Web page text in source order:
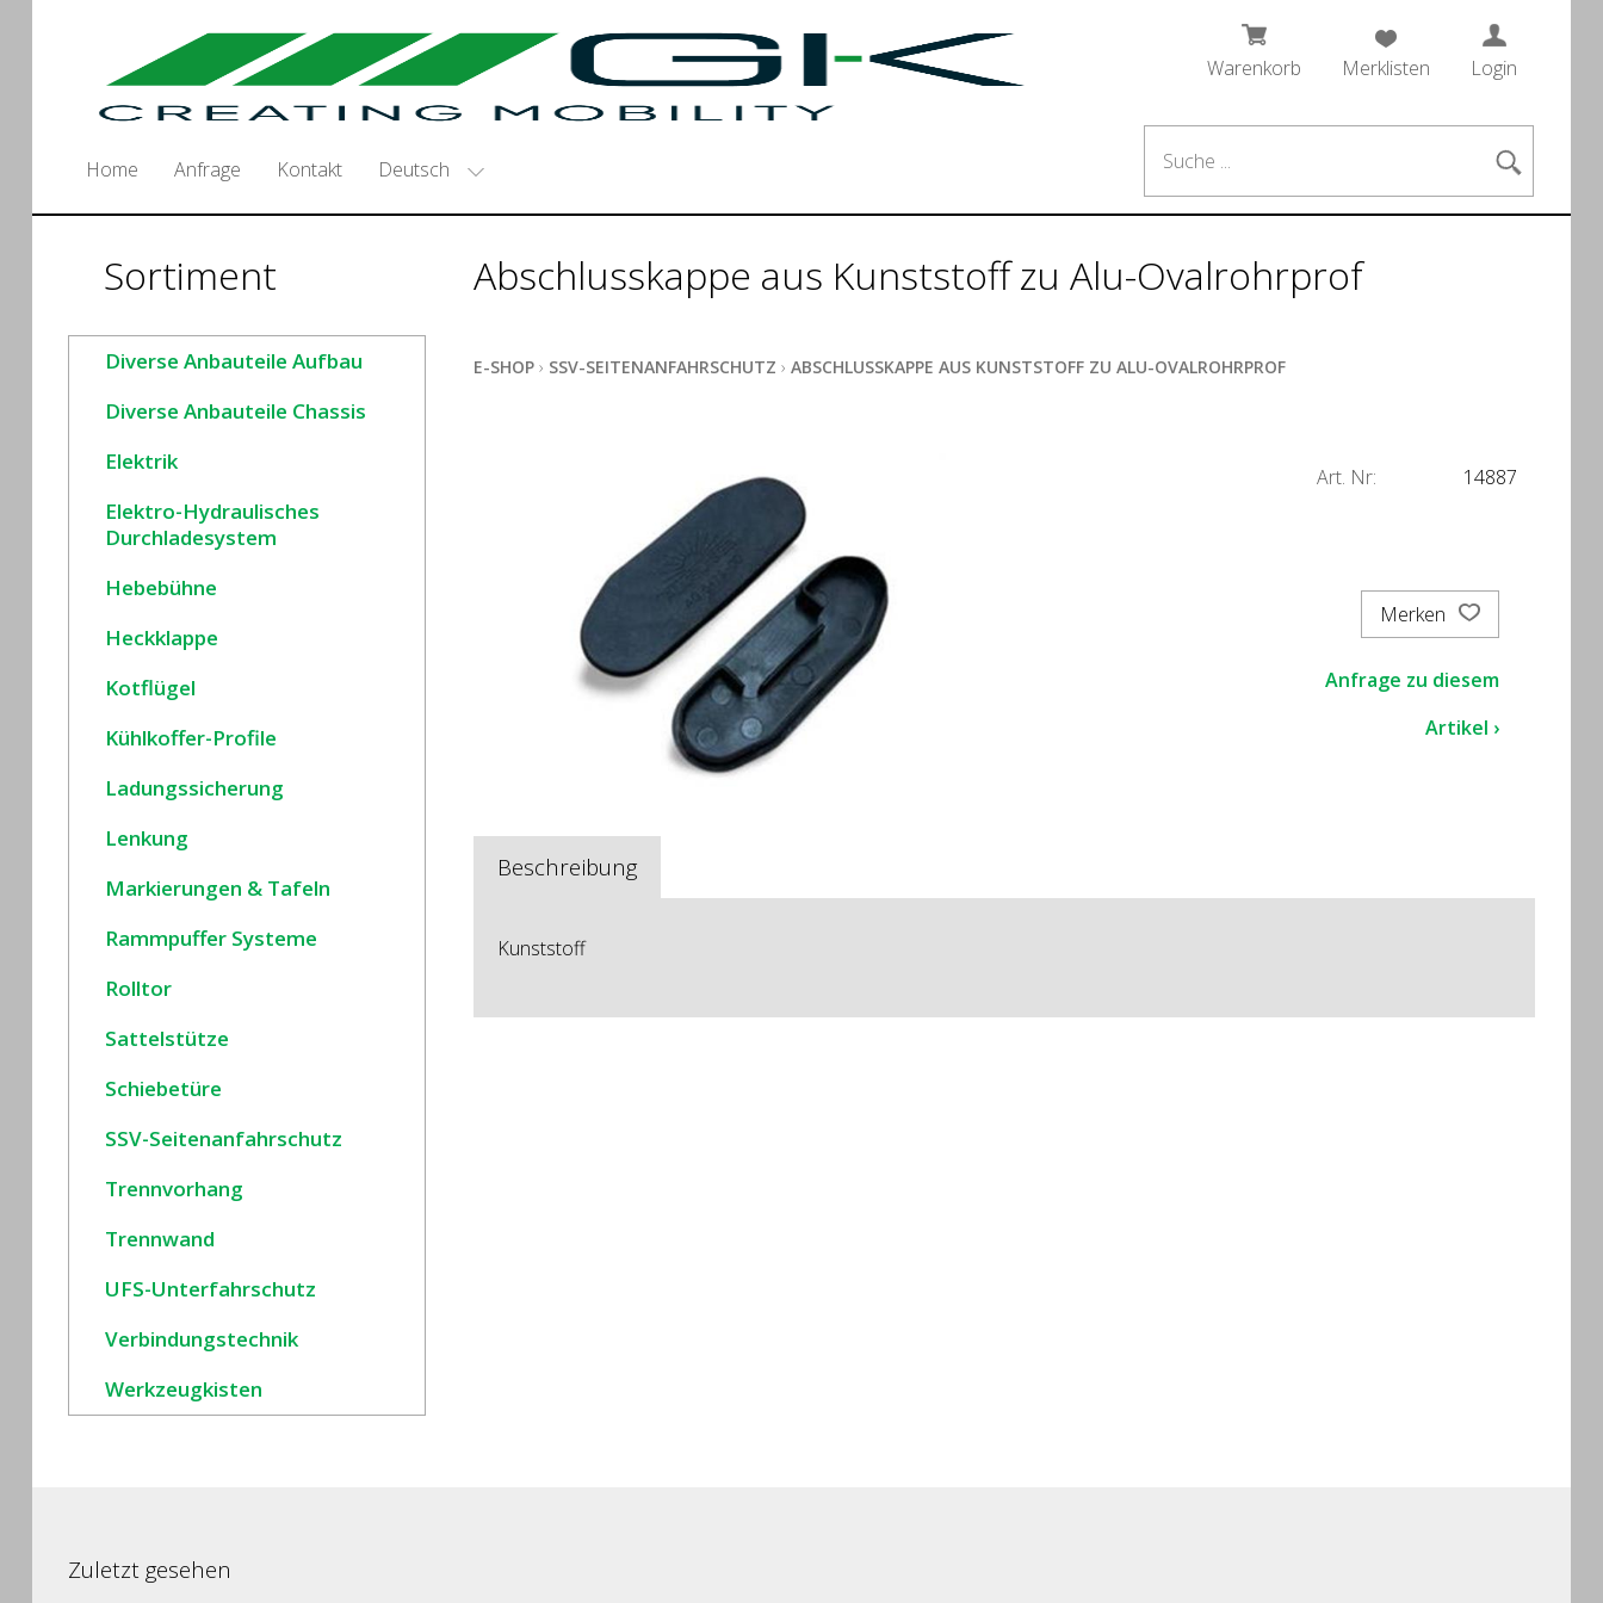
Warenkorb Merklisten Login
Home Anfrage Kontakt Deutsch
Sortiment
Diverse Anbauteile Aufbau
Diverse Anbauteile Chassis
Elektrik
Elektro-Hydraulisches
Durchladesystem
Hebebühne
Heckklappe
Kotflügel
Kühlkoffer-Profile
Ladungssicherung
Lenkung
Markierungen & Tafeln
Rammpuffer Systeme
Rolltor
Sattelstütze
Schiebetüre
SSV-Seitenanfahrschutz
Trennvorhang
Trennwand
UFS-Unterfahrschutz
Verbindungstechnik
Werkzeugkisten
Abschlusskappe aus Kunststoff zu Alu-Ovalrohrprof
E-SHOP › SSV-SEITENANFAHRSCHUTZ › ABSCHLUSSKAPPE AUS KUNSTSTOFF ZU ALU-OVALROHRPROF
Art. Nr: 14887
Merken
Anfrage zu diesem
Artikel ›
Beschreibung
Kunststoff
Zuletzt gesehen